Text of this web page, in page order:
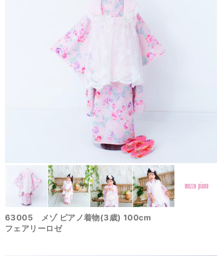
63005 メゾ ピアノ着物(3歳) 100cm
フェアリーロゼ